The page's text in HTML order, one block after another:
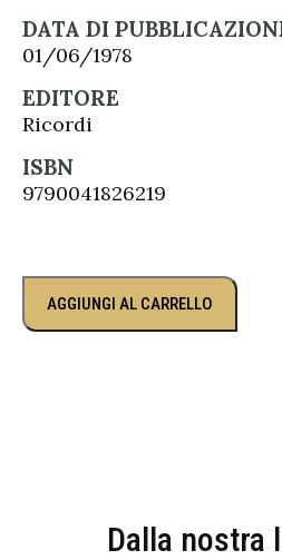
DATA DI
01/06/1978
EDITORE
Ricordi
ISBN
9790041826219
AGGIUNGI AL CARRELLO
Dalla nostra